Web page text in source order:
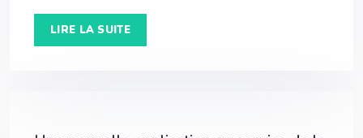
LIRE LA SUITE